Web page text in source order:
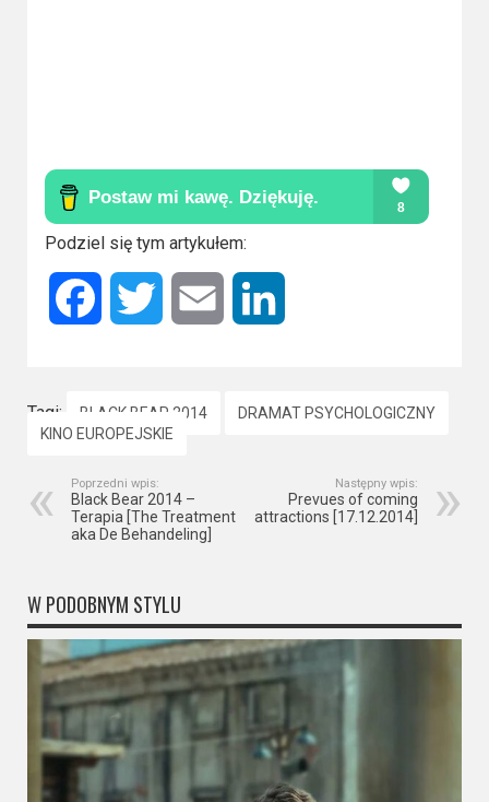
Podziel się tym artykułem:
Facebook Twitter Email
Tagi: BLACK BEAR 2014
DRAMAT PSYCHOLOGICZNY
KINO EUROPEJSKIE
Poprzedni wpis:
Black Bear 2014 –
Terapia [The Treatment
aka De Behandeling]
Następny wpis:
Prevues of coming
attractions [17.12.2014]
W PODOBNYM STYLU